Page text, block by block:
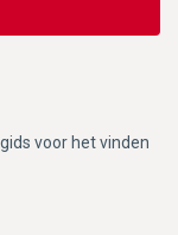
voor het vinden